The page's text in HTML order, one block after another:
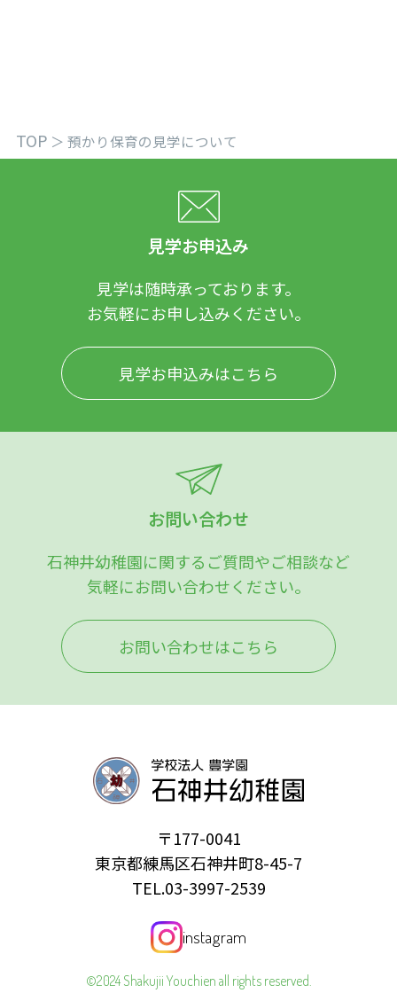
TOP ＞ 預かり保育の見学について
見学お申込み
見学は随時承っております。
お気軽にお申し込みください。
見学お申込みはこちら
お問い合わせ
石神井幼稚園に関するご質問やご相談など
気軽にお問い合わせください。
お問い合わせはこちら
〒177-0041
東京都練馬区石神井町8-45-7
TEL.03-3997-2539
instagram
©2024 Shakujii Youchien all rights reserved.